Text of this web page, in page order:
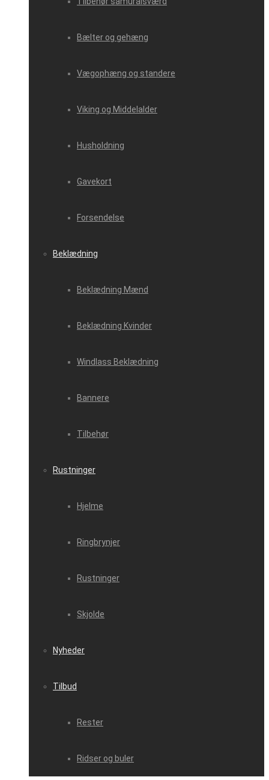
Bælter og gehæng
Vægophæng og standere
Viking og Middelalder
Husholdning
Gavekort
Forsendelse
Beklædning
Beklædning Mænd
Beklædning Kvinder
Windlass Beklædning
Bannere
Tilbehør
Rustninger
Hjelme
Ringbrynjer
Rustninger
Skjolde
Nyheder
Tilbud
Rester
Ridser og buler